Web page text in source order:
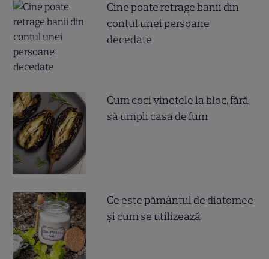
Cine poate retrage banii din
contul unei persoane
decedate
Cum coci vinetele la bloc, fără
să umpli casa de fum
Ce este pământul de diatomee
și cum se utilizează